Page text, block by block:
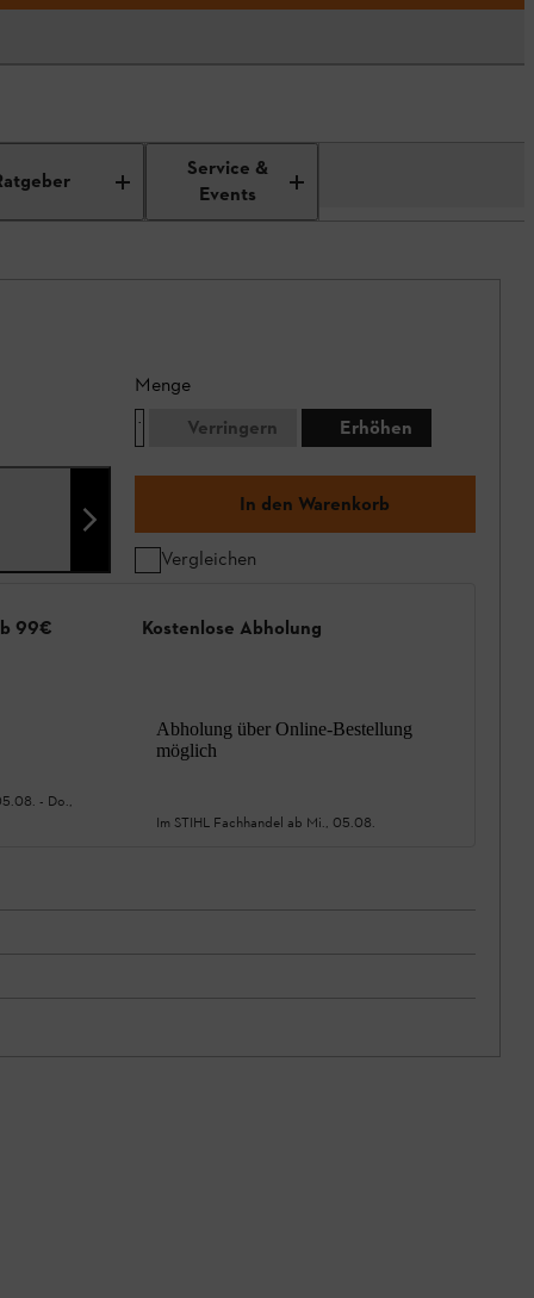
Service &
Events
Menge
Verringern
Erhöhen
In den Warenkorb
Vergleichen
99€
- Do.,
Kostenlose Abholung
Abholung über Online-Bestellung
möglich
Im STIHL Fachhandel ab Mi., 05.08.